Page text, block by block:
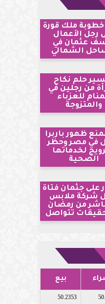
ملك قورة
رجل الأعمال
عثمان في
الشمالي
حلم نكاح
من رجلين في
للعزباء
والمتزوجة
ظهور باربرا
في مصر وحظر
لخدماتها
الصحية
على جثمان فتاة
شركة ملابس
من رمضان
تتواصل
بيع
50.2353